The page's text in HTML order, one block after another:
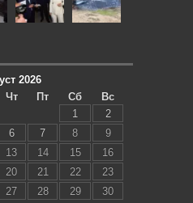
2026
Чт Пт Сб
Вс
1
2
6 7 8
9
13 14 15
16
20 21 22
23
27 28 29
30